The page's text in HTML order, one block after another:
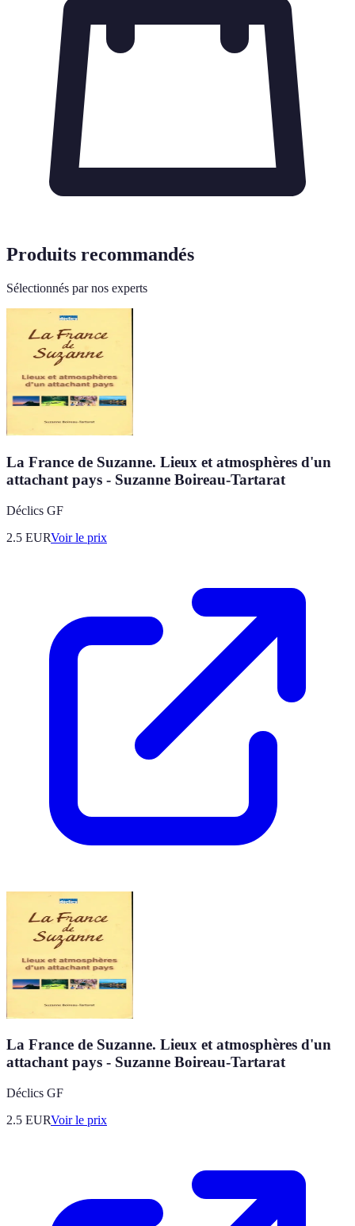
Produits recommandés
Sélectionnés par nos experts
La France de Suzanne. Lieux et atmosphères d'un
attachant pays - Suzanne Boireau-Tartarat
Déclics GF
2.5 EURVoir le prix
La France de Suzanne. Lieux et atmosphères d'un
attachant pays - Suzanne Boireau-Tartarat
Déclics GF
2.5 EURVoir le prix